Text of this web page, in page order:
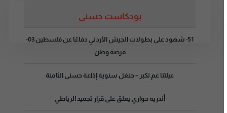
بودكاست حسنى
51- شهود على بطولات الجيش الأردني دفاعًا عن فلسطين 03-
فرصة وطن
عيلتنا عم تكبر – جنغل سنوية إذاعة حسنى الثامنة
أندريه حواري يعلق على قرار تجميد الرياطي